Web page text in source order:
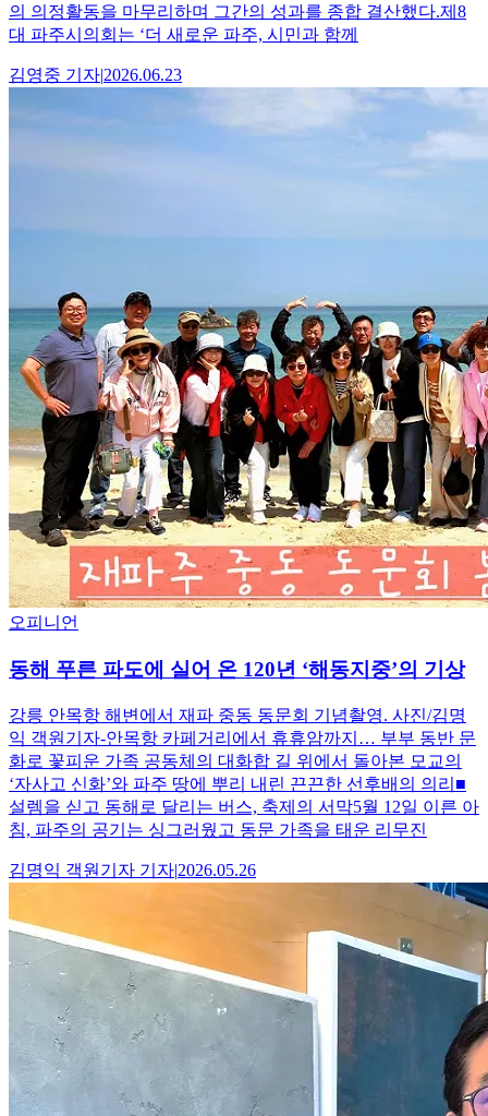
의 의정활동을 마무리하며 그간의 성과를 종합 결산했다.제8
대 파주시의회는 ‘더 새로운 파주, 시민과 함께
김영중 기자|2026.06.23
오피니언
동해 푸른 파도에 실어 온 120년 ‘해동지중’의 기상
강릉 안목항 해변에서 재파 중동 동문회 기념촬영. 사진/김명
익 객원기자-안목항 카페거리에서 휴휴암까지… 부부 동반 문
화로 꽃피운 가족 공동체의 대화합 길 위에서 돌아본 모교의
‘자사고 신화’와 파주 땅에 뿌리 내린 끈끈한 선후배의 의리■
설렘을 싣고 동해로 달리는 버스, 축제의 서막5월 12일 이른 아
침, 파주의 공기는 싱그러웠고 동문 가족을 태운 리무진
김명익 객원기자 기자|2026.05.26